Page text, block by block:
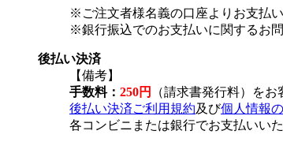
※ご注文者様名義の口座よりお支払
※銀行振込でのお支払いに関するお
後払い決済
【備考】
手数料： 250円
（請求書発行料）を
後払い決済ご利用規約及び個人情報
各コンビニまたは銀行でお支払いいた